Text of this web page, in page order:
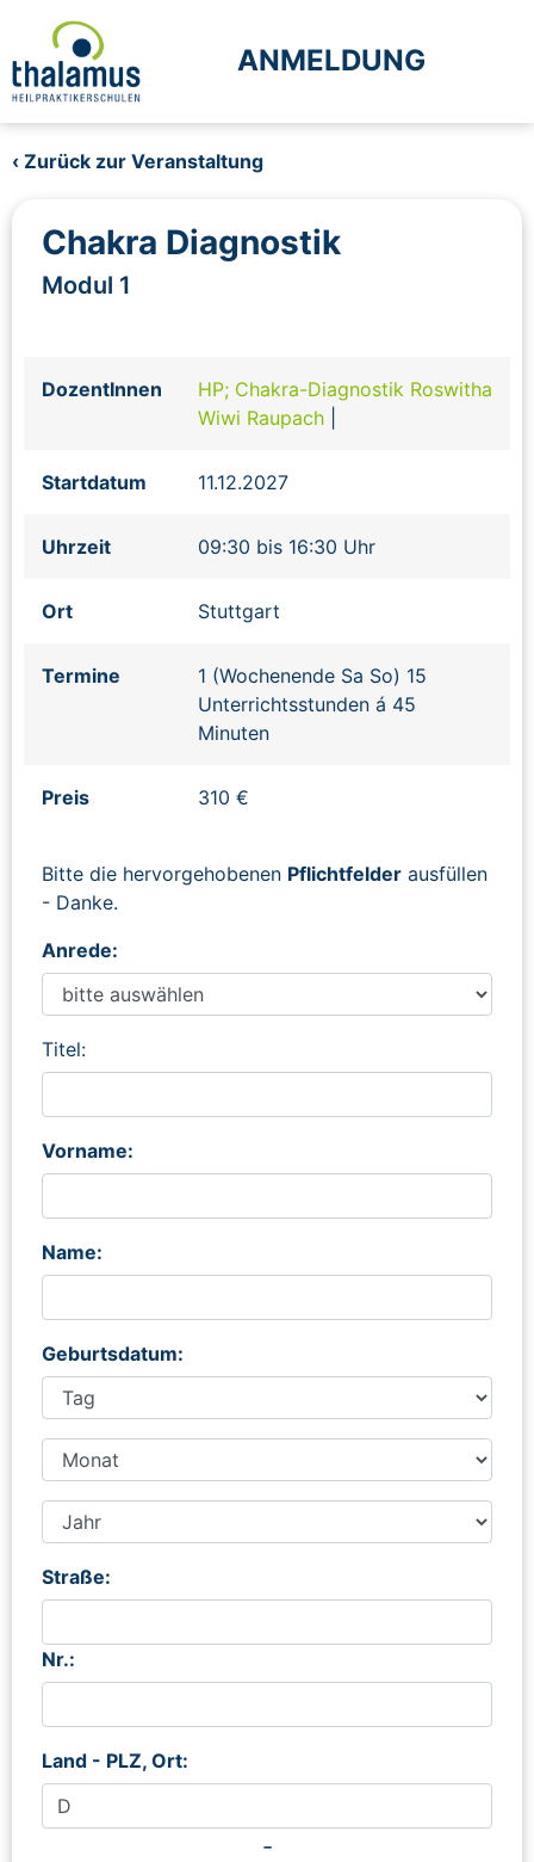
ANMELDUNG
‹ Zurück zur Veranstaltung
Chakra Diagnostik
Modul 1
DozentInnen
HP; Chakra-Diagnostik Roswitha
Wiwi Raupach
Startdatum 11.12.2027
Uhrzeit 09:30 bis 16:30 Uhr
Ort Stuttgart
Termine
1 (Wochenende Sa So) 15
Unterrichtsstunden á 45
Minuten
Preis 310 €
Bitte die hervorgehobenen Pflichtfelder ausfüllen
- Danke.
Anrede:
Titel:
Vorname:
Name:
Geburtsdatum:
Straße:
Nr.:
Land - PLZ, Ort:
-